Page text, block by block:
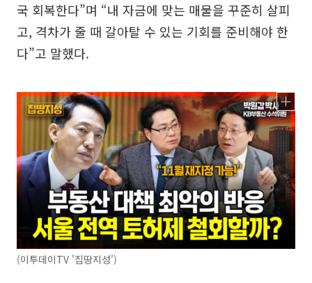
국 회복한다”며 “내 자금에 맞는 매물을 꾸준히 살피
고, 격차가 줄 때 갈아탈 수 있는 기회를 준비해야 한
다”고 말했다.
(이투데이TV '집땅지성')